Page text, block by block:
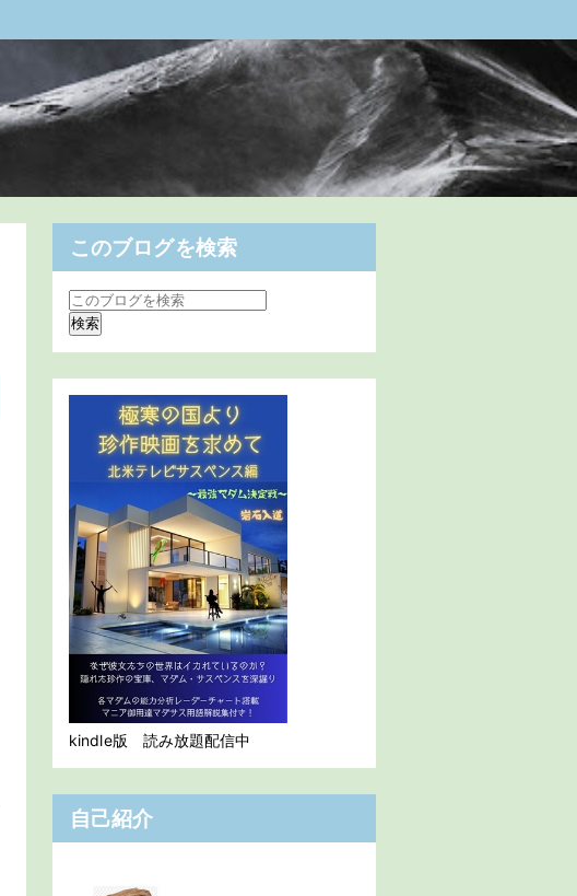
このブログを検索
kindle版 読み放題配信中
自己紹介